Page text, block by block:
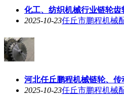
化工、纺织机械行业链轮齿
2025-10-23任丘市鹏程机械
河北任丘鹏程机械链轮、
2025-10-23任丘市鹏程机械